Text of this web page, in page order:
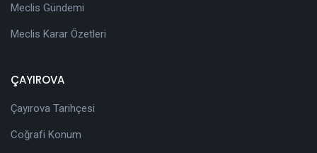
Meclis Gündemi
Meclis Karar Özetleri
ÇAYIROVA
Çayırova Tarihçesi
Coğrafi Konum